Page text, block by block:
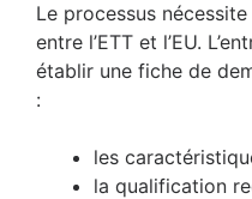
Le processus
entre l’ETT et l’EU.
établir une fiche de
:
les
la qualification